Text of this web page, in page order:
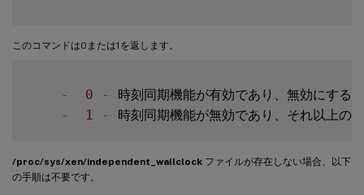
このコマンドは0または1を返します。
- 0 -
時刻同期機能が有効であり、無効にする
-
1 -
/proc/sys/xen/independent_wallclock ファイルが存在しない場合、以下
の手順は不要です。